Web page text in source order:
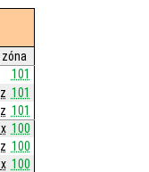
zóna
101
z 101
z 101
x 100
z 100
x 100